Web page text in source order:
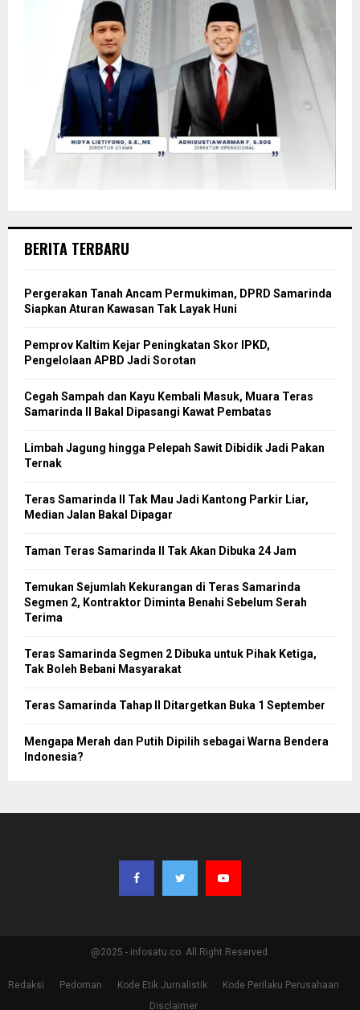
BERITA TERBARU
Pergerakan Tanah Ancam Permukiman, DPRD Samarinda
Siapkan Aturan Kawasan Tak Layak Huni
Pemprov Kaltim Kejar Peningkatan Skor IPKD,
Pengelolaan APBD Jadi Sorotan
Cegah Sampah dan Kayu Kembali Masuk, Muara Teras
Samarinda II Bakal Dipasangi Kawat Pembatas
Limbah Jagung hingga Pelepah Sawit Dibidik Jadi Pakan
Ternak
Teras Samarinda II Tak Mau Jadi Kantong Parkir Liar,
Median Jalan Bakal Dipagar
Taman Teras Samarinda II Tak Akan Dibuka 24 Jam
Temukan Sejumlah Kekurangan di Teras Samarinda
Segmen 2, Kontraktor Diminta Benahi Sebelum Serah
Terima
Teras Samarinda Segmen 2 Dibuka untuk Pihak Ketiga,
Tak Boleh Bebani Masyarakat
Teras Samarinda Tahap II Ditargetkan Buka 1 September
Mengapa Merah dan Putih Dipilih sebagai Warna Bendera
Indonesia?
@2025 - infosatu.co. All Right Reserved.
Redaksi Pedoman Kode Etik Jurnalistik
Kode Perilaku Perusahaan
Disclaimer